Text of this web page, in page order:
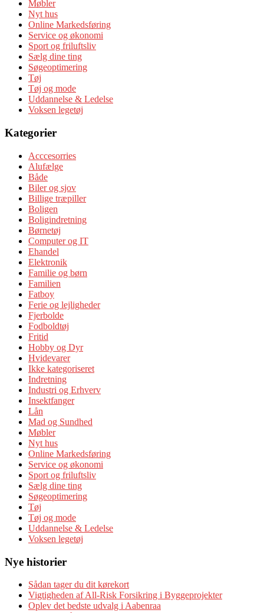
Møbler
Nyt hus
Online Markedsføring
Service og økonomi
Sport og friluftsliv
Sælg dine ting
Søgeoptimering
Tøj
Tøj og mode
Uddannelse & Ledelse
Voksen legetøj
Kategorier
Acccesorries
Alufælge
Både
Biler og sjov
Billige træpiller
Boligen
Boligindretning
Børnetøj
Computer og IT
Ehandel
Elektronik
Familie og børn
Familien
Fatboy
Ferie og lejligheder
Fjerbolde
Fodboldtøj
Fritid
Hobby og Dyr
Hvidevarer
Ikke kategoriseret
Indretning
Industri og Erhverv
Insektfanger
Lån
Mad og Sundhed
Møbler
Nyt hus
Online Markedsføring
Service og økonomi
Sport og friluftsliv
Sælg dine ting
Søgeoptimering
Tøj
Tøj og mode
Uddannelse & Ledelse
Voksen legetøj
Nye historier
Sådan tager du dit kørekort
Vigtigheden af All-Risk Forsikring i Byggeprojekter
Oplev det bedste udvalg i Aabenraa